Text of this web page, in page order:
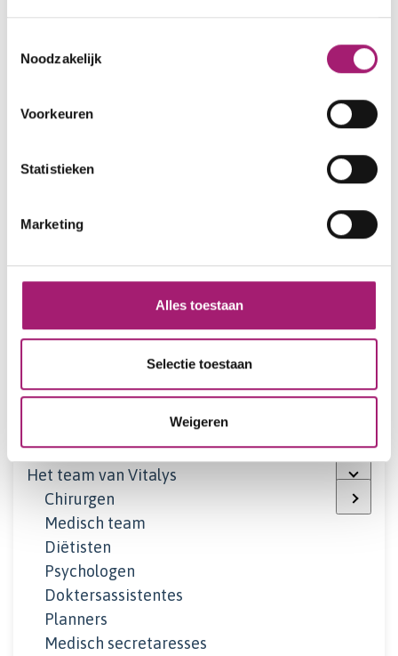
Noodzakelijk
Voorkeuren
Statistieken
Marketing
Alles toestaan
Selectie toestaan
Weigeren
Over ons
Het team van Vitalys
Chirurgen
Medisch team
Diëtisten
Psychologen
Doktersassistentes
Planners
Medisch secretaresses
Lidmaatschappen
Nederlandse Vereniging van Maag-, Darm- en
Leverartsen
Gastroenterologie
Geneeskunde
Endoscopy
Endoscopy
ECCO (European Crohn’s and Colitis
Organisation